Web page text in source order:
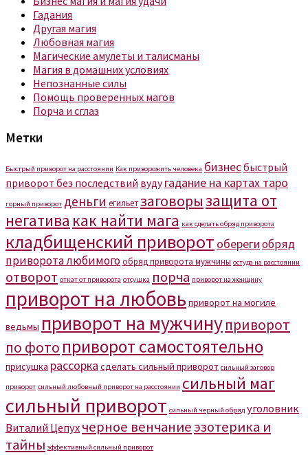
Гадания
Другая магия
Любовная магия
Магические амулеты и талисманы
Магия в домашних условиях
Непознанные силы
Помощь проверенных магов
Порча и сглаз
Метки
Быстрый приворот на расстоянии Как приворожить человека бизнесбыстрый
приворот без последствий вуду гадание на картах таро
горный приворот деньги егильетзаговорызащита от
негатива как найти мага как сделать обряд приворота
кладбищенский приворот оберегиобряд
приворота любимогообряд приворота мужчины остуда на расстоянии
отворот откат от приворота отсушка порча приворот на женщину
приворот на любовь приворот на могиле
ведьмы приворот на мужчинуприворот
по фото приворот самостоятельно
присушка рассорка сделать сильный приворот сильный заговор
приворот сильный любовный приворот на расстоянии сильный маг
сильный приворот сильный черный обряд уголовник
Виталий Цепух черное венчаниеэзотерика и
тайны эффективный сильный приворот